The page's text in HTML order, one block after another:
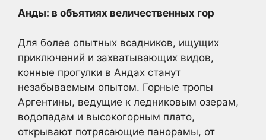
Анды: в объятиях величественных гор
Для более опытных всадников, ищущих
приключений и захватывающих видов,
конные прогулки в Андах станут
незабываемым опытом. Горные тропы
Аргентины, ведущие к ледниковым озерам,
водопадам и высокогорным плато,
открывают потрясающие панорамы, от